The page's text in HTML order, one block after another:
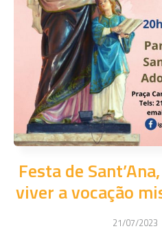
Festa de
viver a vocação
21/07/2023